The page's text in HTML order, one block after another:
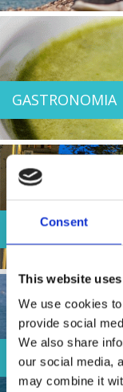
Consent
This website
We use cookies
provide social
We also share
our social media,
may combine it
GASTRONOMIA
HISTORIA I
116. ŠILO-